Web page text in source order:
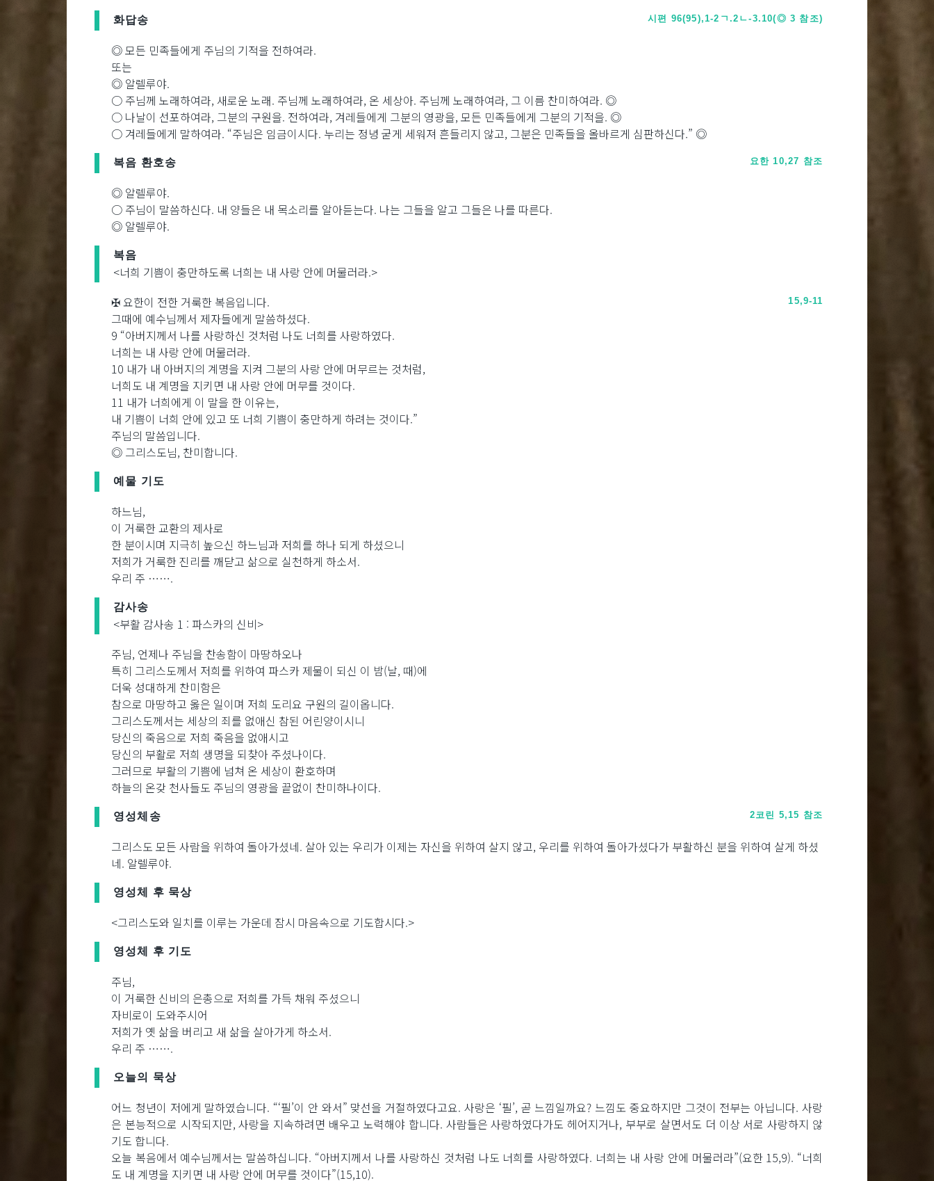
화답송 시편 96(95),1-2ㄱ.2ㄴ-3.10(◎ 3 참조)
◎ 모든 민족들에게 주님의 기적을 전하여라.
또는
◎ 알렐루야.
○ 주님께 노래하여라, 새로운 노래. 주님께 노래하여라, 온 세상아. 주님께 노래하여라, 그 이름 찬미하여라. ◎
○ 나날이 선포하여라, 그분의 구원을. 전하여라, 겨레들에게 그분의 영광을, 모든 민족들에게 그분의 기적을. ◎
○ 겨레들에게 말하여라. “주님은 임금이시다. 누리는 정녕 굳게 세워져 흔들리지 않고, 그분은 민족들을 올바르게 심판하신다.” ◎
복음 환호송 요한 10,27 참조
◎ 알렐루야.
○ 주님이 말씀하신다. 내 양들은 내 목소리를 알아듣는다. 나는 그들을 알고 그들은 나를 따른다.
◎ 알렐루야.
복음
<너희 기쁨이 충만하도록 너희는 내 사랑 안에 머물러라.>
✠ 요한이 전한 거룩한 복음입니다.
15,9-11
그때에 예수님께서 제자들에게 말씀하셨다.
9 “아버지께서 나를 사랑하신 것처럼 나도 너희를 사랑하였다.
너희는 내 사랑 안에 머물러라.
10 내가 내 아버지의 계명을 지켜 그분의 사랑 안에 머무르는 것처럼,
너희도 내 계명을 지키면 내 사랑 안에 머무를 것이다.
11 내가 너희에게 이 말을 한 이유는,
내 기쁨이 너희 안에 있고 또 너희 기쁨이 충만하게 하려는 것이다.”
주님의 말씀입니다.
◎ 그리스도님, 찬미합니다.
예물 기도
하느님,
이 거룩한 교환의 제사로
한 분이시며 지극히 높으신 하느님과 저희를 하나 되게 하셨으니
저희가 거룩한 진리를 깨닫고 삶으로 실천하게 하소서.
우리 주 …….
감사송
<부활 감사송 1 : 파스카의 신비>
주님, 언제나 주님을 찬송함이 마땅하오나
특히 그리스도께서 저희를 위하여 파스카 제물이 되신 이 밤(날, 때)에
더욱 성대하게 찬미함은
참으로 마땅하고 옳은 일이며 저희 도리요 구원의 길이옵니다.
그리스도께서는 세상의 죄를 없애신 참된 어린양이시니
당신의 죽음으로 저희 죽음을 없애시고
당신의 부활로 저희 생명을 되찾아 주셨나이다.
그러므로 부활의 기쁨에 넘쳐 온 세상이 환호하며
하늘의 온갖 천사들도 주님의 영광을 끝없이 찬미하나이다.
영성체송 2코린 5,15 참조
그리스도 모든 사람을 위하여 돌아가셨네. 살아 있는 우리가 이제는 자신을 위하여 살지 않고, 우리를 위하여 돌아가셨다가 부활하신 분을 위하여 살게 하셨
네. 알렐루야.
영성체 후 묵상
<그리스도와 일치를 이루는 가운데 잠시 마음속으로 기도합시다.>
영성체 후 기도
주님,
이 거룩한 신비의 은총으로 저희를 가득 채워 주셨으니
자비로이 도와주시어
저희가 옛 삶을 버리고 새 삶을 살아가게 하소서.
우리 주 …….
오늘의 묵상
어느 청년이 저에게 말하였습니다. “‘필’이 안 와서” 맞선을 거절하였다고요. 사랑은 ‘필’, 곧 느낌일까요? 느낌도 중요하지만 그것이 전부는 아닙니다. 사랑
은 본능적으로 시작되지만, 사랑을 지속하려면 배우고 노력해야 합니다. 사람들은 사랑하였다가도 헤어지거나, 부부로 살면서도 더 이상 서로 사랑하지 않
기도 합니다.
오늘 복음에서 예수님께서는 말씀하십니다. “아버지께서 나를 사랑하신 것처럼 나도 너희를 사랑하였다. 너희는 내 사랑 안에 머물러라”(요한 15,9). “너희
도 내 계명을 지키면 내 사랑 안에 머무를 것이다”(15,10).